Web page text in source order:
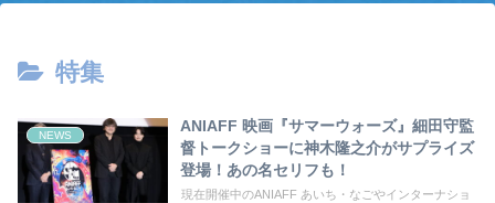
特集
NEWS
ANIAFF 映画『サマーウォーズ』細田守監
督トークショーに神木隆之介がサプライズ
登場！あの名セリフも！
現在開催中のANIAFF あいち・なごやインターナショ